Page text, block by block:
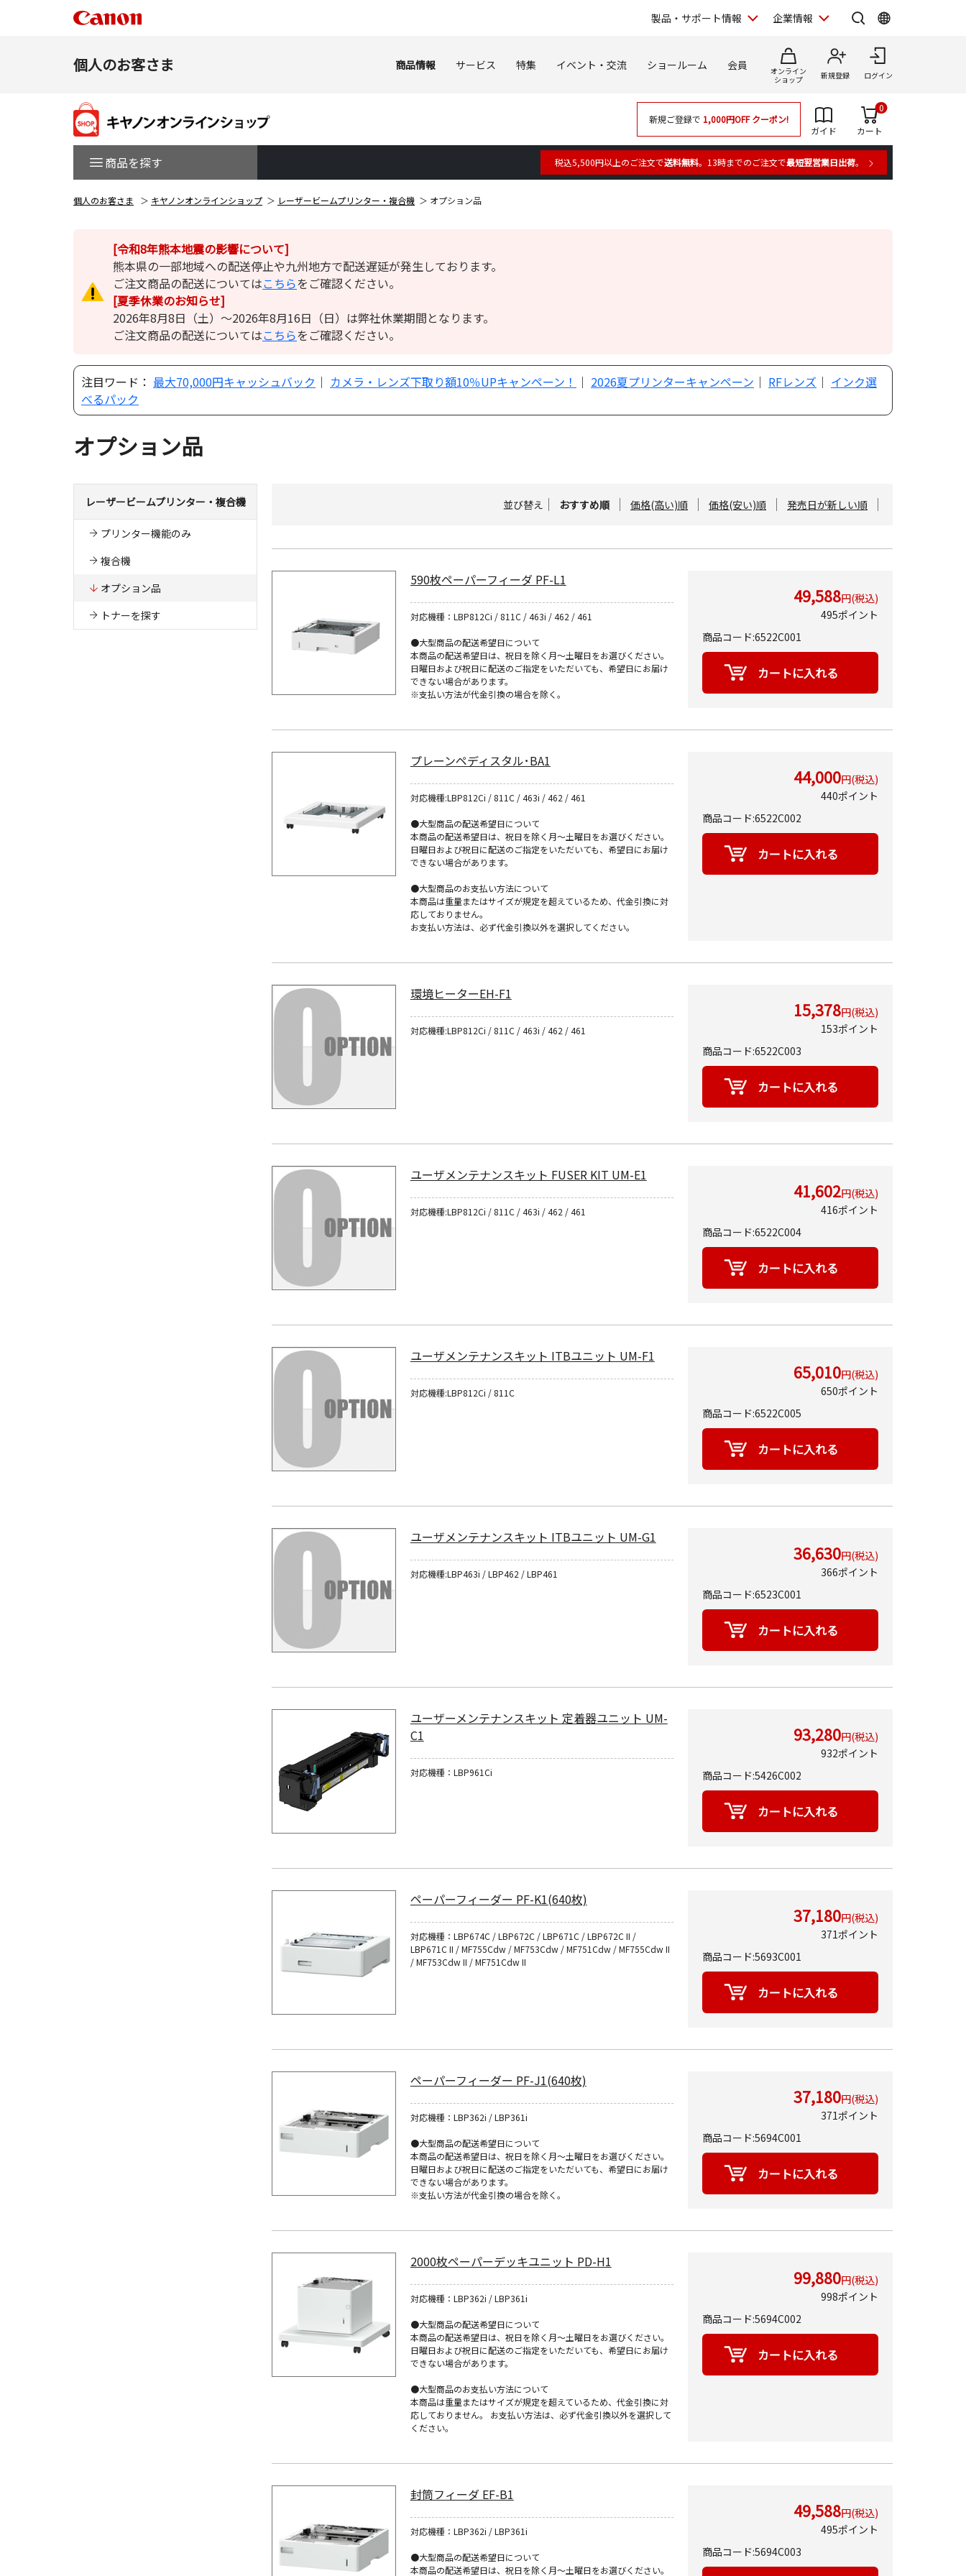
製品・サポート情報 企業情報
個人のお客さま 商品情報 サービス 特集 イベント・交流 ショールーム 会員
オンライン
ショップ
新規登録 ログイン
商品を探す
新規ご登録で 1,000円OFFクーポン!
ガイド
カート
0
税込5,500円以上のご注文で送料無料。13時までのご注文で最短翌営業日出荷。
個人のお客さま キヤノンオンラインショップ レーザービームプリンター・複合機 オプション品
[令和8年熊本地震の影響について]
熊本県の一部地域への配送停止や九州地方で配送遅延が発生しております。
ご注文商品の配送についてはこちらをご確認ください。
[夏季休業のお知らせ]
2026年8月8日（土）～2026年8月16日（日）は弊社休業期間となります。
ご注文商品の配送についてはこちらをご確認ください。
注目ワード： 最大70,000円キャッシュバック ｜ カメラ・レンズ下取り額10％UPキャンペーン！ ｜ 2026夏プリンターキャンペーン ｜ RFレンズ ｜ インク選
べるパック
オプション品
レーザービームプリンター・複合機
プリンター機能のみ
複合機
オプション品
トナーを探す
並び替え おすすめ順 価格(高い)順 価格(安い)順 発売日が新しい順
590枚ペーパーフィーダ PF-L1
対応機種：LBP812Ci / 811C / 463i / 462 / 461
●大型商品の配送希望日について
本商品の配送希望日は、祝日を除く月～土曜日をお選びください。
日曜日および祝日に配送のご指定をいただいても、希望日にお届け
できない場合があります。
※支払い方法が代金引換の場合を除く。
49,588円(税込)
495ポイント
商品コード:6522C001
プレーンペディスタル･BA1
対応機種:LBP812Ci / 811C / 463i / 462 / 461
●大型商品の配送希望日について
本商品の配送希望日は、祝日を除く月～土曜日をお選びください。
日曜日および祝日に配送のご指定をいただいても、希望日にお届け
できない場合があります。
●大型商品のお支払い方法について
本商品は重量またはサイズが規定を超えているため、代金引換に対
応しておりません。
お支払い方法は、必ず代金引換以外を選択してください。
44,000円(税込)
440ポイント
商品コード:6522C002
環境ヒーターEH-F1
対応機種:LBP812Ci / 811C / 463i / 462 / 461
15,378円(税込)
153ポイント
商品コード:6522C003
ユーザメンテナンスキット FUSER KIT UM-E1
対応機種:LBP812Ci / 811C / 463i / 462 / 461
41,602円(税込)
416ポイント
商品コード:6522C004
ユーザメンテナンスキット ITBユニット UM-F1
対応機種:LBP812Ci / 811C
65,010円(税込)
650ポイント
商品コード:6522C005
ユーザメンテナンスキット ITBユニット UM-G1
対応機種:LBP463i / LBP462 / LBP461
36,630円(税込)
366ポイント
商品コード:6523C001
ユーザーメンテナンスキット 定着器ユニット UM-
C1
対応機種：LBP961Ci
93,280円(税込)
932ポイント
商品コード:5426C002
ペーパーフィーダー PF-K1(640枚)
対応機種：LBP674C / LBP672C / LBP671C / LBP672C II /
LBP671C II / MF755Cdw / MF753Cdw / MF751Cdw / MF755Cdw II
/ MF753Cdw II / MF751Cdw II
37,180円(税込)
371ポイント
商品コード:5693C001
ペーパーフィーダー PF-J1(640枚)
対応機種：LBP362i / LBP361i
●大型商品の配送希望日について
本商品の配送希望日は、祝日を除く月～土曜日をお選びください。
日曜日および祝日に配送のご指定をいただいても、希望日にお届け
できない場合があります。
※支払い方法が代金引換の場合を除く。
37,180円(税込)
371ポイント
商品コード:5694C001
2000枚ペーパーデッキユニット PD-H1
対応機種：LBP362i / LBP361i
●大型商品の配送希望日について
本商品の配送希望日は、祝日を除く月～土曜日をお選びください。
日曜日および祝日に配送のご指定をいただいても、希望日にお届け
できない場合があります。
●大型商品のお支払い方法について
本商品は重量またはサイズが規定を超えているため、代金引換に対
応しておりません。 お支払い方法は、必ず代金引換以外を選択して
ください。
99,880円(税込)
998ポイント
商品コード:5694C002
封筒フィーダ EF-B1
対応機種：LBP362i / LBP361i
●大型商品の配送希望日について
本商品の配送希望日は、祝日を除く月～土曜日をお選びください。
49,588円(税込)
495ポイント
商品コード:5694C003